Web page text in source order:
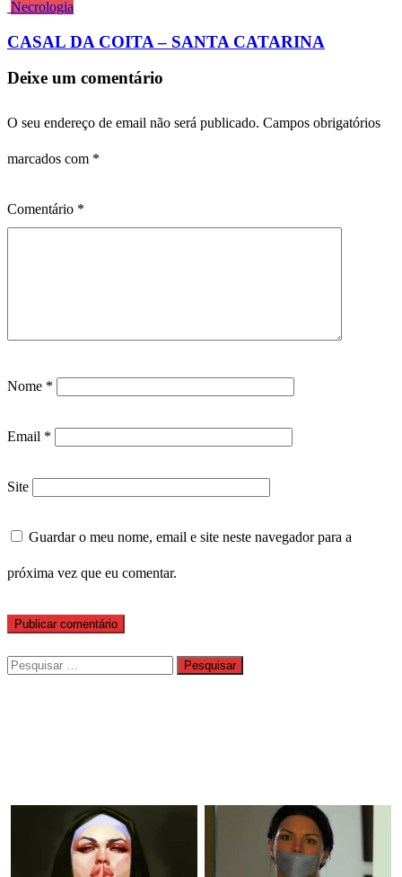
Necrologia
CASAL DA COITA – SANTA CATARINA
Deixe um comentário
O seu endereço de email não será publicado. Campos obrigatórios
marcados com *
Comentário *
Nome *
Email *
Site
Guardar o meu nome, email e site neste navegador para a
próxima vez que eu comentar.
Pesquisar
por: